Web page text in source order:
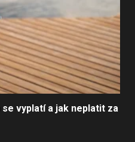
vyplatí a jak neplatit za